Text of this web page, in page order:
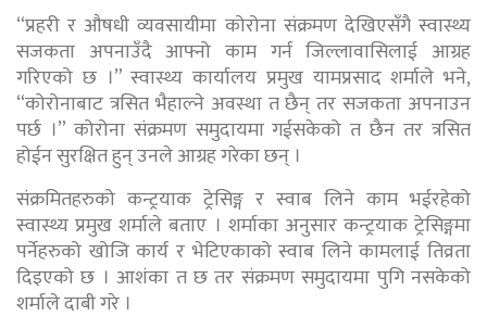
“प्रहरी र औषधी व्यवसायीमा कोरोना संक्रमण देखिएसँगै स्वास्थ्य
सजकता अपनाउँदै आफ्नो काम गर्न जिल्लावासिलाई आग्रह
गरिएको छ ।” स्वास्थ्य कार्यालय प्रमुख यामप्रसाद शर्माले भने,
“कोरोनाबाट त्रसित भैहाल्ने अवस्था त छैन् तर सजकता अपनाउन
पर्छ ।” कोरोना संक्रमण समुदायमा गईसकेको त छैन तर त्रसित
होईन सुरक्षित हुन् उनले आग्रह गरेका छन् ।
संक्रमितहरुको कन्ट्रयाक ट्रेसिङ्ग र स्वाब लिने काम भईरहेको
स्वास्थ्य प्रमुख शर्माले बताए । शर्माका अनुसार कन्ट्रयाक ट्रेसिङ्गमा
पर्नेहरुको खोजि कार्य र भेटिएकाको स्वाब लिने कामलाई तिव्रता
दिइएको छ । आशंका त छ तर संक्रमण समुदायमा पुगि नसकेको
शर्माले दाबी गरे ।